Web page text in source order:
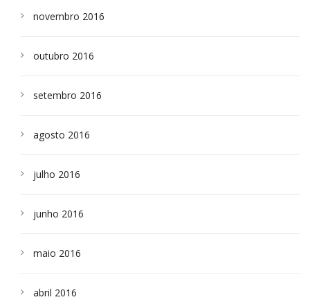
novembro 2016
outubro 2016
setembro 2016
agosto 2016
julho 2016
junho 2016
maio 2016
abril 2016